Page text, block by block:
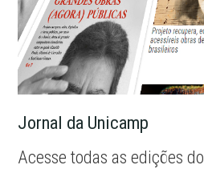
Jornal da Unicamp
Acesse todas as edições do